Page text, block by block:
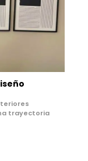
trayectoria